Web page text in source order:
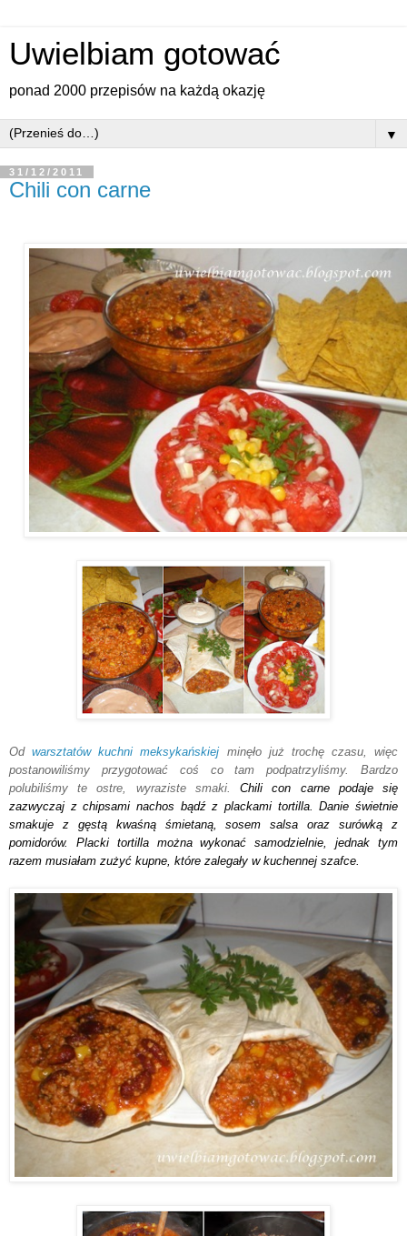
Uwielbiam gotować
ponad 2000 przepisów na każdą okazję
▼
31/12/2011
Chili con carne
Odwarsztatów kuchni meksykańskiej minęło już trochę czasu, więc
postanowiliśmy przygotować coś co tam podpatrzyliśmy. Bardzo
polubiliśmy te ostre, wyraziste smaki.
Chili con carne podaje się
zazwyczaj z chipsami nachos bądź z plackami tortilla. Danie świetnie
smakuje z gęstą kwaśną śmietaną, sosem salsa oraz surówką z
pomidorów. Placki tortilla można wykonać samodzielnie, jednak tym
razem musiałam zużyć kupne, które zalegały w kuchennej szafce.